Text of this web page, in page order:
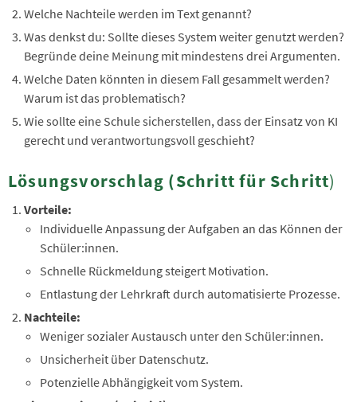
Welche Nachteile werden im Text genannt?
Was denkst du: Sollte dieses System weiter genutzt werden?
Begründe deine Meinung mit mindestens drei Argumenten.
Welche Daten könnten in diesem Fall gesammelt werden?
Warum ist das problematisch?
Wie sollte eine Schule sicherstellen, dass der Einsatz von KI
gerecht und verantwortungsvoll geschieht?
Lösungsvorschlag (Schritt für Schritt)
Vorteile:
Individuelle Anpassung der Aufgaben an das Können der
Schüler:innen.
Schnelle Rückmeldung steigert Motivation.
Entlastung der Lehrkraft durch automatisierte Prozesse.
Nachteile:
Weniger sozialer Austausch unter den Schüler:innen.
Unsicherheit über Datenschutz.
Potenzielle Abhängigkeit vom System.